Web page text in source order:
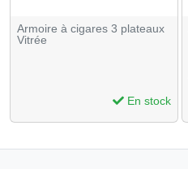
Armoire à cigares 3 plateaux
Vitrée
En stock